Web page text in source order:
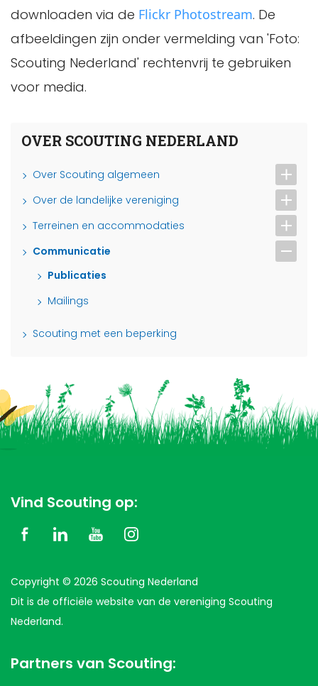
downloaden via de Flickr Photostream. De
afbeeldingen zijn onder vermelding van 'Foto:
Scouting Nederland' rechtenvrij te gebruiken
voor media.
OVER SCOUTING NEDERLAND
Over Scouting algemeen
Over de landelijke vereniging
Terreinen en accommodaties
Communicatie
Publicaties
Mailings
Scouting met een beperking
Vind Scouting op:
Copyright © 2026 Scouting Nederland
Dit is de officiële website van de vereniging Scouting
Nederland.
Partners van Scouting: